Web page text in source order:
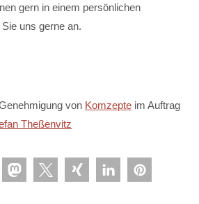
gern in einem persönlichen
uns gerne an.
von Komzepte im Auftrag
Theßenvitz